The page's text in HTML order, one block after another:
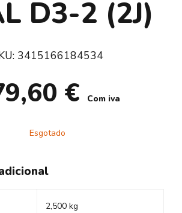
D3-2 (2J)
3415166184534
€ Com iva
Esgotado
2,500 kg